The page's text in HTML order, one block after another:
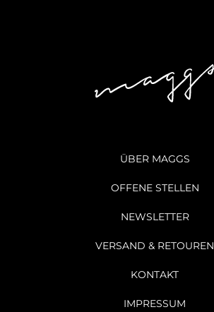
ÜBER MAGGS
OFFENE STELLEN
NEWSLETTER
VERSAND & RETOUREN
KONTAKT
IMPRESSUM